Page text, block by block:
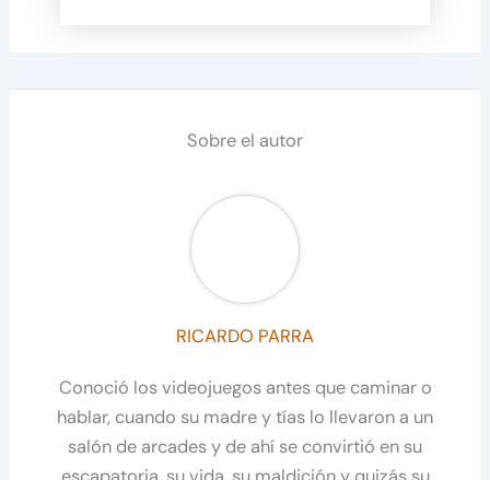
Sobre el autor
RICARDO PARRA
Conoció los videojuegos antes que caminar o
hablar, cuando su madre y tías lo llevaron a un
salón de arcades y de ahí se convirtió en su